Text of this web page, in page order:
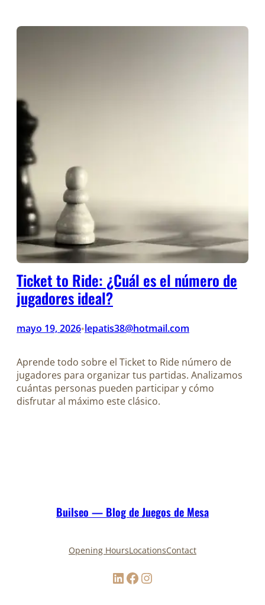
Ticket to Ride: ¿Cuál es el número de
jugadores ideal?
mayo 19, 2026•lepatis38@hotmail.com
Aprende todo sobre el Ticket to Ride número de
jugadores para organizar tus partidas. Analizamos
cuántas personas pueden participar y cómo
disfrutar al máximo este clásico.
Builseo — Blog de Juegos de Mesa
Opening HoursLocationsContact
LinkedIn Facebook Instagram